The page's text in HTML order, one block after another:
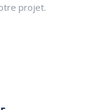
projet.